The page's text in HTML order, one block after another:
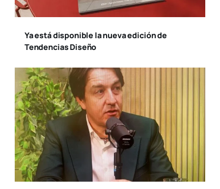
Ya está disponible la nueva edición de
Tendencias Diseño